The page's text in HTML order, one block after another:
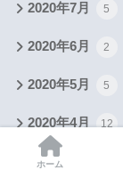
2020年7月 5
2020年6月 2
2020年5月 5
2020年4月 12
2020年3月
ホーム